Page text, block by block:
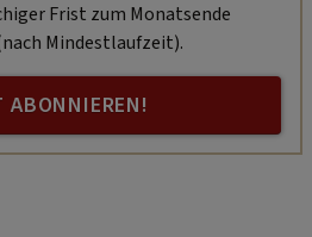
Frist zum Monatsende
Mindestlaufzeit).
ABONNIEREN!